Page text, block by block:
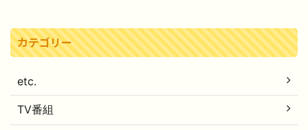
カテゴリー
etc.
TV番組